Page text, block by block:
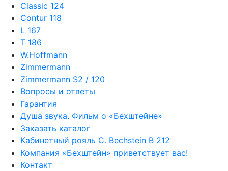
Classic 124
Contur 118
L 167
T 186
W.Hoffmann
Zimmermann
Zimmermann S2 / 120
Вопросы и ответы
Гарантия
Душа звука. Фильм о «Бехштейне»
Заказать каталог
Кабинетный рояль C. Bechstein B 212
Компания «Бехштейн» приветствует вас!
Контакт